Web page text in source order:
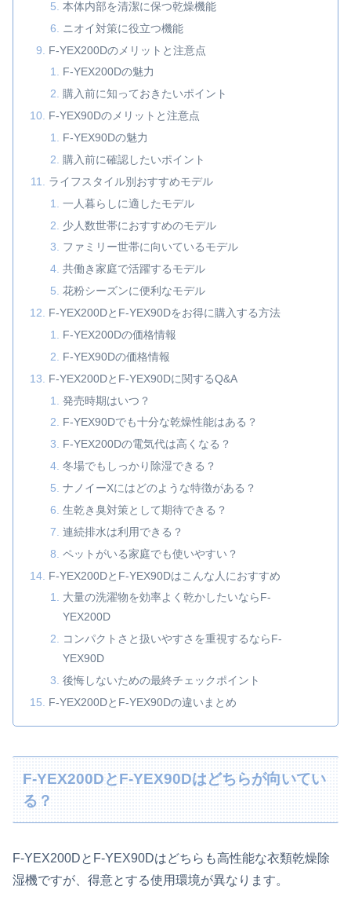
本体内部を清潔に保つ乾燥機能
ニオイ対策に役立つ機能
F-YEX200Dのメリットと注意点
F-YEX200Dの魅力
購入前に知っておきたいポイント
F-YEX90Dのメリットと注意点
F-YEX90Dの魅力
購入前に確認したいポイント
ライフスタイル別おすすめモデル
一人暮らしに適したモデル
少人数世帯におすすめのモデル
ファミリー世帯に向いているモデル
共働き家庭で活躍するモデル
花粉シーズンに便利なモデル
F-YEX200DとF-YEX90Dをお得に購入する方法
F-YEX200Dの価格情報
F-YEX90Dの価格情報
F-YEX200DとF-YEX90Dに関するQ&A
発売時期はいつ？
F-YEX90Dでも十分な乾燥性能はある？
F-YEX200Dの電気代は高くなる？
冬場でもしっかり除湿できる？
ナノイーXにはどのような特徴がある？
生乾き臭対策として期待できる？
連続排水は利用できる？
ペットがいる家庭でも使いやすい？
F-YEX200DとF-YEX90Dはこんな人におすすめ
大量の洗濯物を効率よく乾かしたいならF-
YEX200D
コンパクトさと扱いやすさを重視するならF-
YEX90D
後悔しないための最終チェックポイント
F-YEX200DとF-YEX90Dの違いまとめ
F-YEX200DとF-YEX90Dはどちらが向いてい
る？
F-YEX200DとF-YEX90Dはどちらも高性能な衣類乾燥除
湿機ですが、得意とする使用環境が異なります。